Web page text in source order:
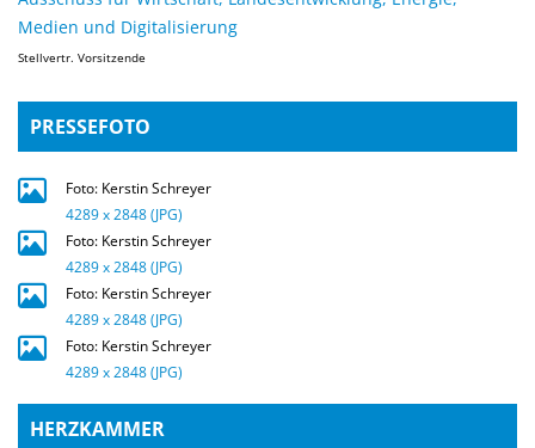
Medien und Digitalisierung
Stellvertr. Vorsitzende
PRESSEFOTO
Foto: Kerstin Schreyer
4289 x 2848 (JPG)
Foto: Kerstin Schreyer
4289 x 2848 (JPG)
Foto: Kerstin Schreyer
4289 x 2848 (JPG)
Foto: Kerstin Schreyer
4289 x 2848 (JPG)
HERZKAMMER